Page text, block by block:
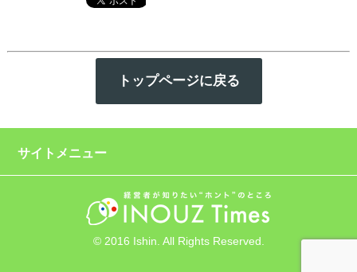
トップページに戻る
サイトメニュー
© 2016 Ishin. All Rights Reserved.